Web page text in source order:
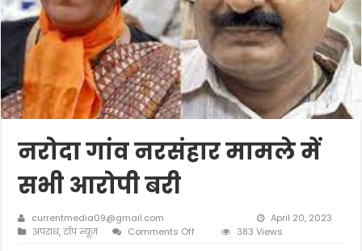
नरोदा गांव नरसंहार मामले में
सभी आरोपी बरी
currentmedia09@gmail.com
April 20, 2023
अपराध,टॉप न्यूज़ Comments Off 383 Views